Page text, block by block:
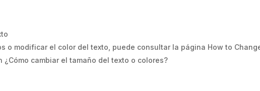
o modificar el color del texto, puede consultar la página How to
cambiar el tamaño del texto o colores?